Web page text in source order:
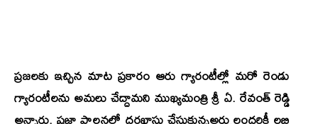
ప్రజలకు ఇచ్చిన మాట ప్రకారం ఆరు గ్యారంటీల్లో మరో రెండు
గ్యారంటీలను అమలు చేద్దామని ముఖ్యమంత్రి శ్రీ ఏ. రేవంత్ రెడ్డి